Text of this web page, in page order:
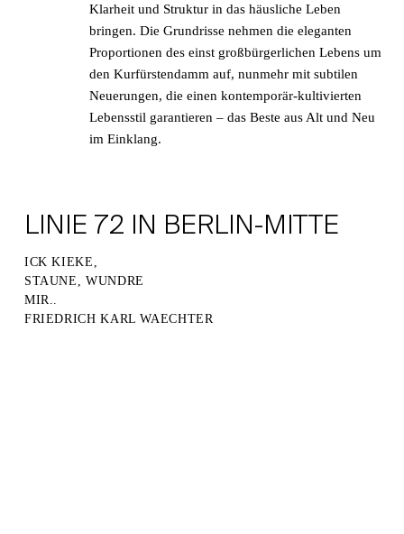
Klarheit und Struktur in das häusliche Leben
bringen. Die Grundrisse nehmen die eleganten
Proportionen des einst großbürgerlichen Lebens um
den Kurfürstendamm auf, nunmehr mit subtilen
Neuerungen, die einen kontemporär-kultivierten
Lebensstil garantieren – das Beste aus Alt und Neu
im Einklang.
LINIE 72 IN BERLIN-MITTE
ICK KIEKE,
STAUNE, WUNDRE
MIR..
FRIEDRICH KARL WAECHTER
MELDEN SIE SICH FÜR UNSEREN
NEWSLETTER AN UND ERHALTEN SIE
ALS ERSTER INFORMATIONEN ZU
UNSEREN OBJEKTEN UND
NEUIGKEITEN VON RALF SCHMITZ.